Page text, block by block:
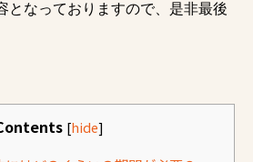
となっておりますので、是非最後
[hide]